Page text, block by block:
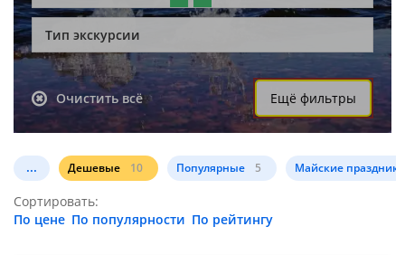
Тип экскурсии
Очистить всё Ещё фильтры
... Дешевые 10 Популярные 5 Майские праздники
Сортировать:
По цене По популярности По рейтингу